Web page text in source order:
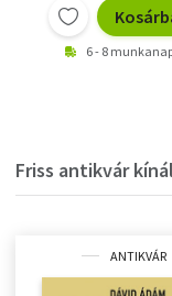
6 - 8
Friss antikvár
ANTIKVÁR